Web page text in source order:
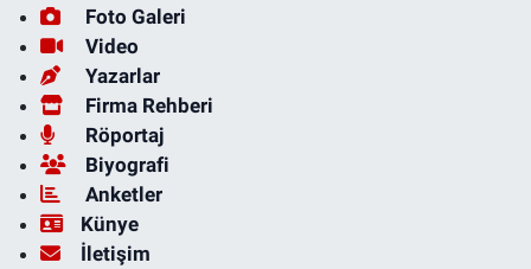
Foto Galeri
Video
Yazarlar
Firma Rehberi
Röportaj
Biyografi
Anketler
Künye
İletişim